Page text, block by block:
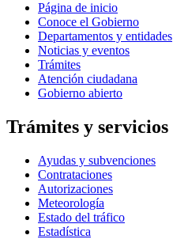
Página de inicio
Conoce el Gobierno
Departamentos y entidades
Noticias y eventos
Trámites
Atención ciudadana
Gobierno abierto
Trámites y servicios
Ayudas y subvenciones
Contrataciones
Autorizaciones
Meteorología
Estado del tráfico
Estadística